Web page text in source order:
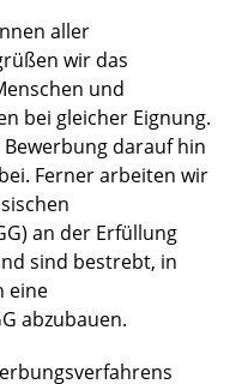
aller
wir das
und
bei gleicher Eignung.
darauf hin
Ferner arbeiten wir
an der Erfüllung
sind bestrebt, in
eine
abzubauen.